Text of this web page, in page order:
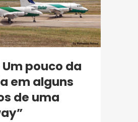
Um pouco da
em alguns
de uma